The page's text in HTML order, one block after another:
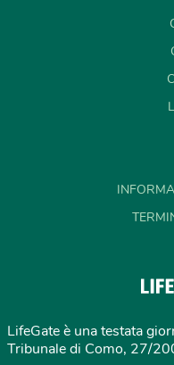
LifeGate è una testata
Tribunale di Como, 27/